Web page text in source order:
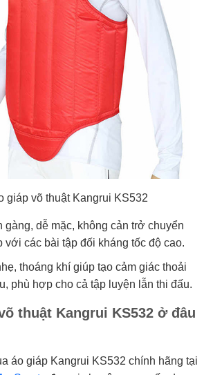
giáp võ thuật Kangrui KS532
gàng, dễ mặc, không cản trở chuyển
với các bài tập đối kháng tốc độ cao.
thoáng khí giúp tạo cảm giác thoải
phù hợp cho cả tập luyện lẫn thi đấu.
thuật Kangrui KS532 ở đâu
áo giáp Kangrui KS532 chính hãng tại